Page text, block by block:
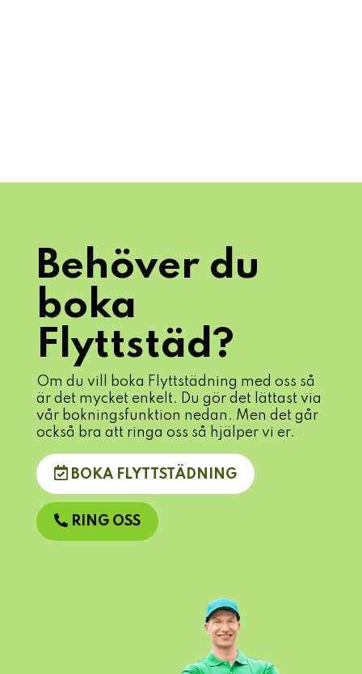
Behöver du
boka
Flyttstäd?
Om du vill boka Flyttstädning med oss så
är det mycket enkelt. Du gör det lättast via
vår bokningsfunktion nedan. Men det går
också bra att ringa oss så hjälper vi er.
BOKA FLYTTSTÄDNING
RING OSS